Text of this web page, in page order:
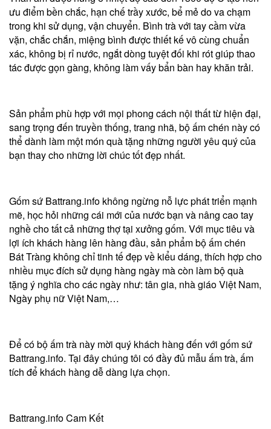
ưu điểm bền chắc, hạn chế trầy xước, bể mẻ do va chạm
trong khi sử dụng, vận chuyển. Bình trà với tay cầm vừa
vặn, chắc chắn, miệng bình được thiết kế vô cùng chuẩn
xác, không bị rỉ nước, ngắt dòng tuyệt đối khi rót giúp thao
tác được gọn gàng, không làm vấy bẩn bàn hay khăn trải.
Sản phẩm phù hợp với mọi phong cách nội thất từ hiện đại,
sang trọng đến truyền thống, trang nhã, bộ ấm chén này có
thể dành làm một món quà tặng những người yêu quý của
bạn thay cho những lời chúc tốt đẹp nhất.
Gốm sứ Battrang.info không ngừng nỗ lực phát triển mạnh
mẽ, học hỏi những cái mới của nước bạn và nâng cao tay
nghề cho tất cả những thợ tại xưởng gốm. Với mục tiêu và
lợi ích khách hàng lên hàng đầu, sản phẩm bộ ấm chén
Bát Tràng không chỉ tinh tế đẹp về kiểu dáng, thích hợp cho
nhiều mục đích sử dụng hàng ngày mà còn làm bộ quà
tặng ý nghĩa cho các ngày như: tân gia, nhà giáo Việt Nam,
Ngày phụ nữ Việt Nam,…
Để có bộ ấm trà này mời quý khách hàng đến với gốm sứ
Battrang.info. Tại đây chúng tôi có đầy đủ mẫu ấm trà, ấm
tích để khách hàng dễ dàng lựa chọn.
Battrang.info Cam Kết